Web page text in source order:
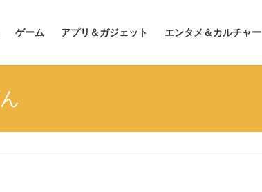
ゲーム アプリ＆ガジェット エンタメ＆カルチャー